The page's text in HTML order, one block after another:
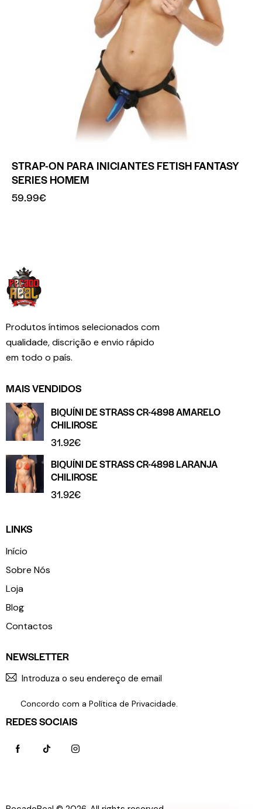
STRAP-ON PARA INICIANTES FETISH FANTASY
SERIES HOMEM
59.99€
Produtos íntimos selecionados com
qualidade, discrição e envio rápido
em todo o país.
MAIS VENDIDOS
BIQUÍNI DE STRASS CR-4898 AMARELO
CHILIROSE
31.92€
BIQUÍNI DE STRASS CR-4898 LARANJA
CHILIROSE
31.92€
LINKS
Início
Sobre Nós
Loja
Blog
Contactos
NEWSLETTER
Concordo com a Política de Privacidade.
REDES SOCIAIS